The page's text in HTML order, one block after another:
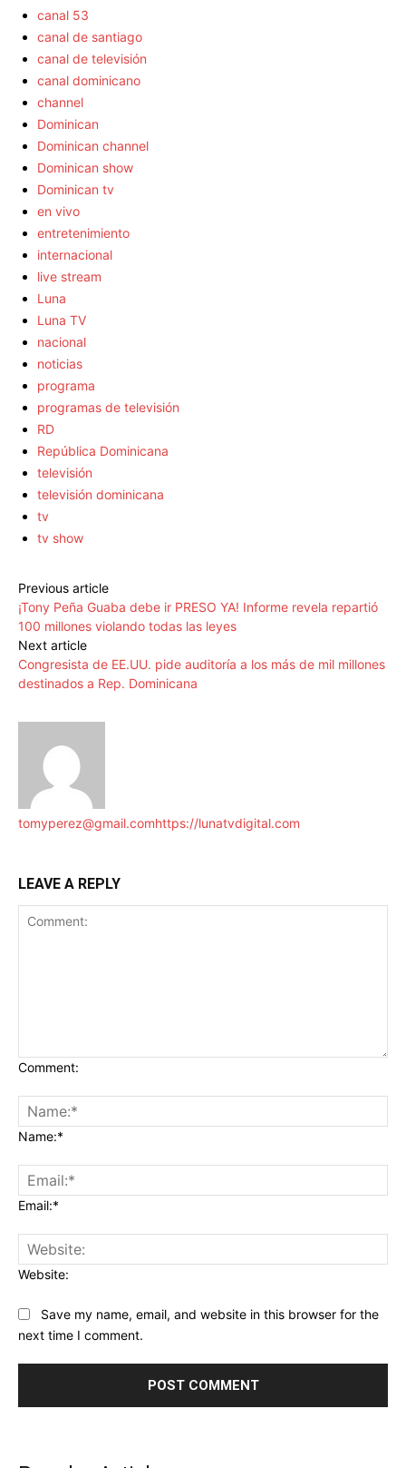
canal 53
canal de santiago
canal de televisión
canal dominicano
channel
Dominican
Dominican channel
Dominican show
Dominican tv
en vivo
entretenimiento
internacional
live stream
Luna
Luna TV
nacional
noticias
programa
programas de televisión
RD
República Dominicana
televisión
televisión dominicana
tv
tv show
Previous article
¡Tony Peña Guaba debe ir PRESO YA! Informe revela repartió
100 millones violando todas las leyes
Next article
Congresista de EE.UU. pide auditoría a los más de mil millones
destinados a Rep. Dominicana
tomyperez@gmail.comhttps://lunatvdigital.com
LEAVE A REPLY
Comment:
Name:*
Email:*
Website:
Save my name, email, and website in this browser for the
next time I comment.